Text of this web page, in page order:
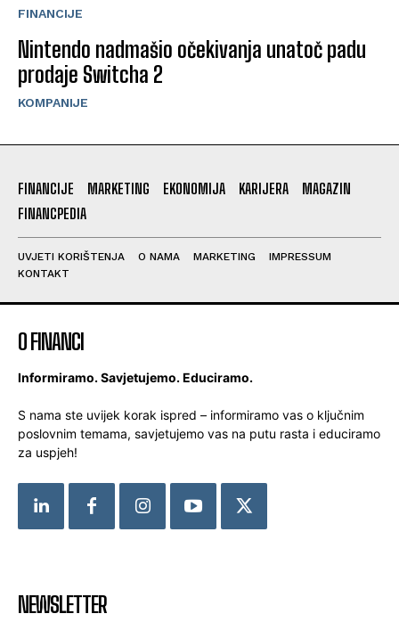
FINANCIJE
Nintendo nadmašio očekivanja unatoč padu
prodaje Switcha 2
KOMPANIJE
FINANCIJE MARKETING EKONOMIJA KARIJERA
MAGAZIN
FINANCPEDIA
UVJETI KORIŠTENJA O NAMA MARKETING
IMPRESSUM
KONTAKT
O FINANCI
Informiramo. Savjetujemo. Educiramo.
S nama ste uvijek korak ispred – informiramo vas o ključnim
poslovnim temama, savjetujemo vas na putu rasta i educiramo
za uspjeh!
NEWSLETTER